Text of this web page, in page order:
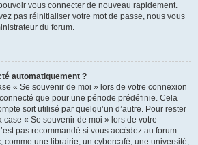
vous connecter de nouveau rapidement.
pas réinitialiser votre mot de passe, nous vous
du forum.
automatiquement ?
« Se souvenir de moi » lors de votre connexion
que pour une période prédéfinie. Cela
soit utilisé par quelqu’un d’autre. Pour rester
« Se souvenir de moi » lors de votre
pas recommandé si vous accédez au forum
comme une librairie, un cybercafé, une université,